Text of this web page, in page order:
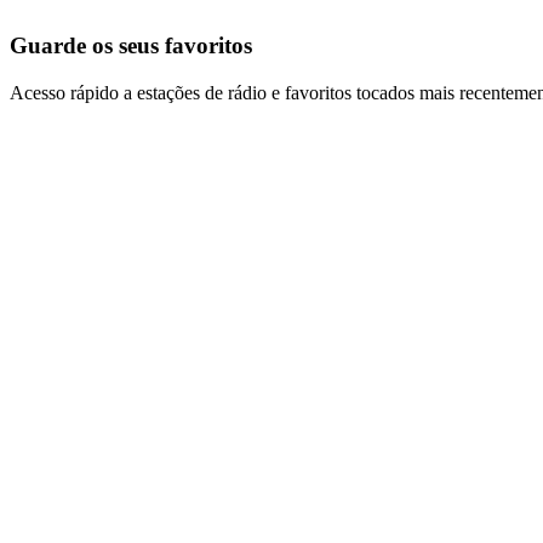
Guarde os seus favoritos
Acesso rápido a estações de rádio e favoritos tocados mais